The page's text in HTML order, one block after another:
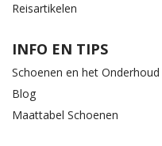
Reisartikelen
INFO EN TIPS
Schoenen en het Onderhoud
Blog
Maattabel Schoenen